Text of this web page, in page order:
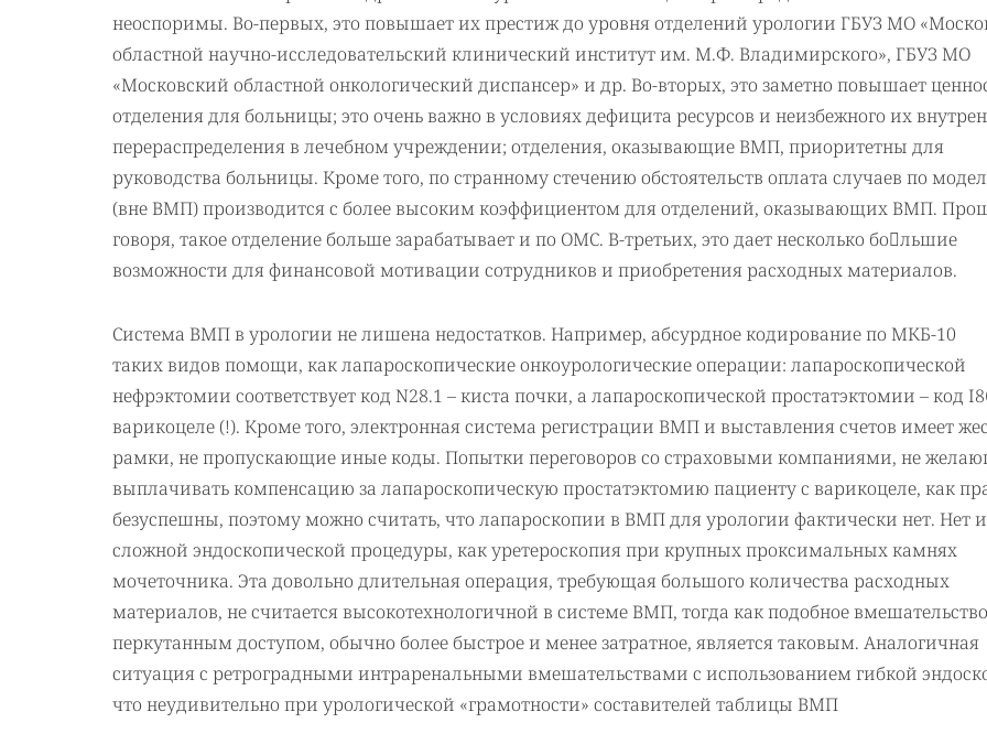
неоспоримы. Во-первых, это повышает их престиж до уровня отделений урологии ГБУЗ МО
областной научно-исследовательский клинический институт им. М.Ф. Владимирского», ГБУЗ МО
«Московский областной онкологический диспансер» и др. Во-вторых, это заметно повышает
отделения для больницы; это очень важно в условиях дефицита ресурсов и неизбежного их
перераспределения в лечебном учреждении; отделения, оказывающие ВМП, приоритетны для
руководства больницы. Кроме того, по странному стечению обстоятельств оплата случаев по
(вне ВМП) производится с более высоким коэффициентом для отделений, оказывающих ВМП.
говоря, такое отделение больше зарабатывает и по ОМС. В-третьих, это дает несколько большие
возможности для финансовой мотивации сотрудников и приобретения расходных материалов.
Система ВМП в урологии не лишена недостатков. Например, абсурдное кодирование по МКБ-10
таких видов помощи, как лапароскопические онкоурологические операции: лапароскопической
нефрэктомии соответствует код N28.1 – киста почки, а лапароскопической простатэктомии – код
варикоцеле (!). Кроме того, электронная система регистрации ВМП и выставления счетов имеет
рамки, не пропускающие иные коды. Попытки переговоров со страховыми компаниями, не
выплачивать компенсацию за лапароскопическую простатэктомию пациенту с варикоцеле, как
безуспешны, поэтому можно считать, что лапароскопии в ВМП для урологии фактически нет. Нет
сложной эндоскопической процедуры, как уретероскопия при крупных проксимальных камнях
мочеточника. Эта довольно длительная операция, требующая большого количества расходных
материалов, не считается высокотехнологичной в системе ВМП, тогда как подобное
перкутанным доступом, обычно более быстрое и менее затратное, является таковым. Аналогичная
ситуация с ретроградными интраренальными вмешательствами с использованием гибкой
что неудивительно при урологической «грамотности» составителей таблицы ВМП